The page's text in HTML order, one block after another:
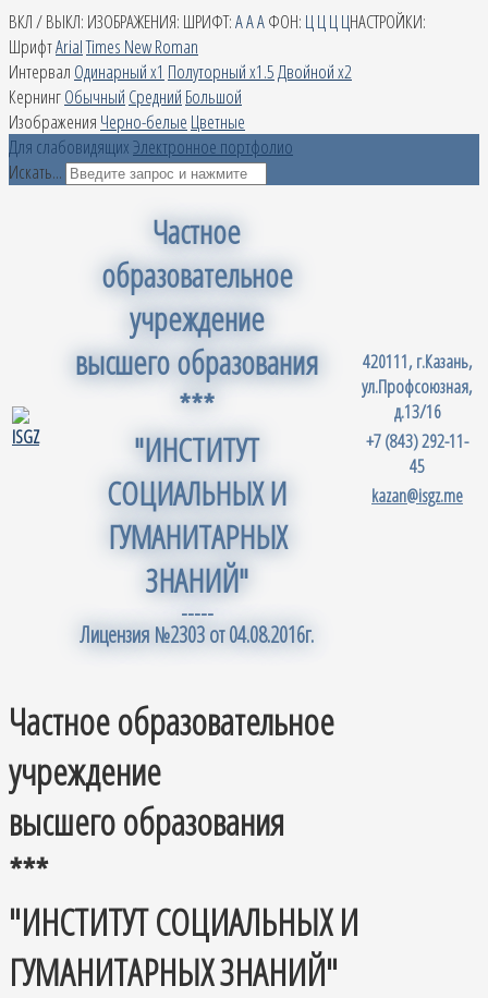
ВКЛ / ВЫКЛ: ИЗОБРАЖЕНИЯ: ШРИФТ:AAAФОН: ЦЦЦЦНАСТРОЙКИ:
ШрифтArialTimes New Roman
Интервал Одинарный х1 Полуторный х1.5Двойной х2
КернингОбычный Средний Большой
Изображения Черно-белые Цветные
Для слабовидящихЭлектронное портфолио
Искать...
Частное
образовательное
учреждение
высшего образования
***
"ИНСТИТУТ
СОЦИАЛЬНЫХ И
ГУМАНИТАРНЫХ
ЗНАНИЙ"
-----
Лицензия №2303 от 04.08.2016г.
420111, г.Казань,
ул.Профсоюзная,
д.13/16
+7 (843) 292-11-
45
kazan@isgz.me
Частное образовательное
учреждение
высшего образования
***
"ИНСТИТУТ СОЦИАЛЬНЫХ И
ГУМАНИТАРНЫХ ЗНАНИЙ"